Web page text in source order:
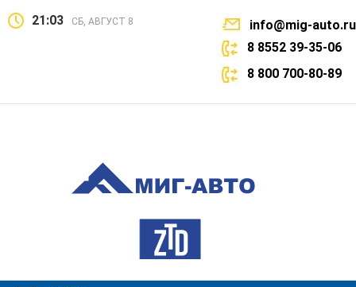
21:03 СБ, АВГУСТ 8
info@mig-auto.ru
8 8552 39-35-06
8 800 700-80-89